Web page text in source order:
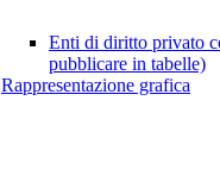
Enti di diritto privato
pubblicare in tabelle)
Rappresentazione grafica